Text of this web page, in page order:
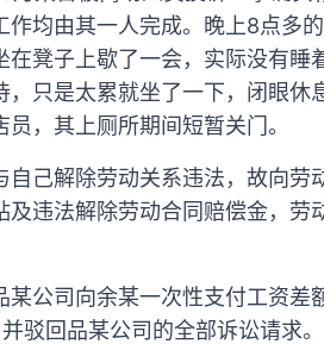
作均由其一人完成。晚上8点多
凳子上歇了一会，实际没有睡
，只是太累就坐了一下，闭眼休
，其上厕所期间短暂关门。
自己解除劳动关系违法，故向
及违法解除劳动合同赔偿金，
某公司向余某一次性支付工资
驳回品某公司的全部诉讼请求